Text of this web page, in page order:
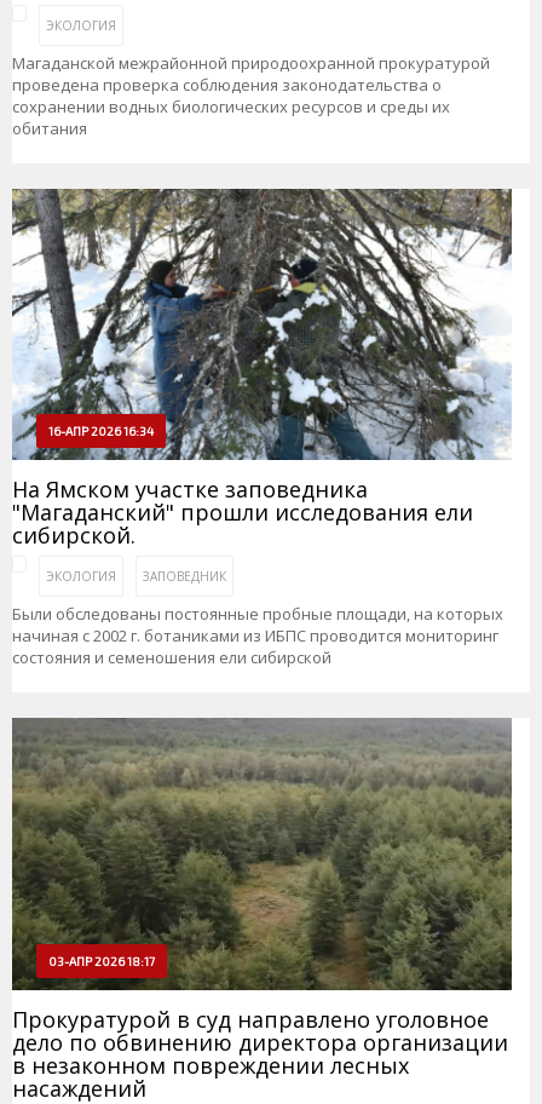
ЭКОЛОГИЯ
Магаданской межрайонной природоохранной прокуратурой
проведена проверка соблюдения законодательства о
сохранении водных биологических ресурсов и среды их
обитания
16-АПР 2026 16:34
На Ямском участке заповедника
"Магаданский" прошли исследования ели
сибирской.
ЭКОЛОГИЯ ЗАПОВЕДНИК
Были обследованы постоянные пробные площади, на которых
начиная с 2002 г. ботаниками из ИБПС проводится мониторинг
состояния и семеношения ели сибирской
03-АПР 2026 18:17
Прокуратурой в суд направлено уголовное
дело по обвинению директора организации
в незаконном повреждении лесных
насаждений